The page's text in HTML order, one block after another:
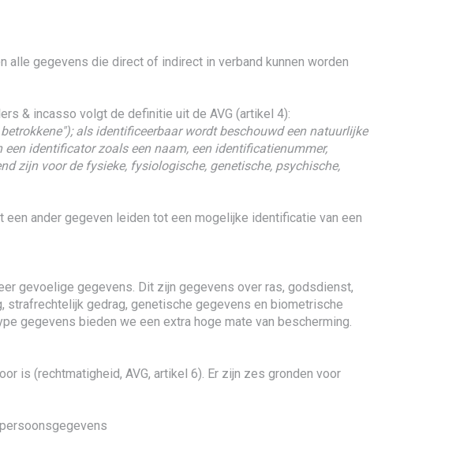
gegevens die direct of indirect in verband kunnen worden
& incasso volgt de definitie uit de AVG (artikel 4):
als identificeerbaar wordt beschouwd een natuurlijke
identificator zoals een naam, een identificatienummer,
zijn voor de fysieke, fysiologische, genetische, psychische,
ander gegeven leiden tot een mogelijke identificatie van een
gevoelige gegevens. Dit zijn gegevens over ras, godsdienst,
strafrechtelijk gedrag, genetische gegevens en biometrische
gegevens bieden we een extra hoge mate van bescherming.
is (rechtmatigheid, AVG, artikel 6). Er zijn zes gronden voor